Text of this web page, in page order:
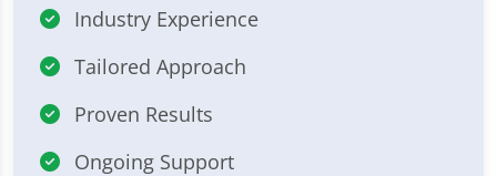
Industry Experience
Tailored Approach
Proven Results
Ongoing Support